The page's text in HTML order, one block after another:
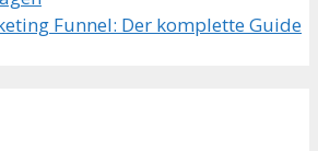
Funnel: Der komplette Guide